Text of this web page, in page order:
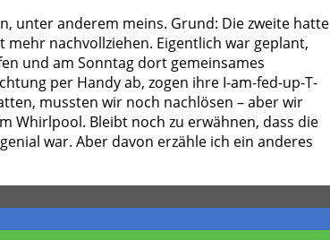
unter anderem meins. Grund: Die zweite hatte
nachvollziehen. Eigentlich war geplant,
und am Sonntag dort gemeinsames
per Handy ab, zogen ihre I-am-fed-up-T-
mussten wir noch nachlösen – aber wir
Whirlpool. Bleibt noch zu erwähnen, dass die
war. Aber davon erzähle ich ein anderes